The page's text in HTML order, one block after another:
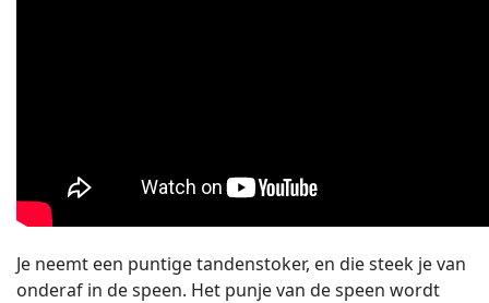
Je neemt een puntige tandenstoker, en die steek je van
onderaf in de speen. Het punje van de speen wordt